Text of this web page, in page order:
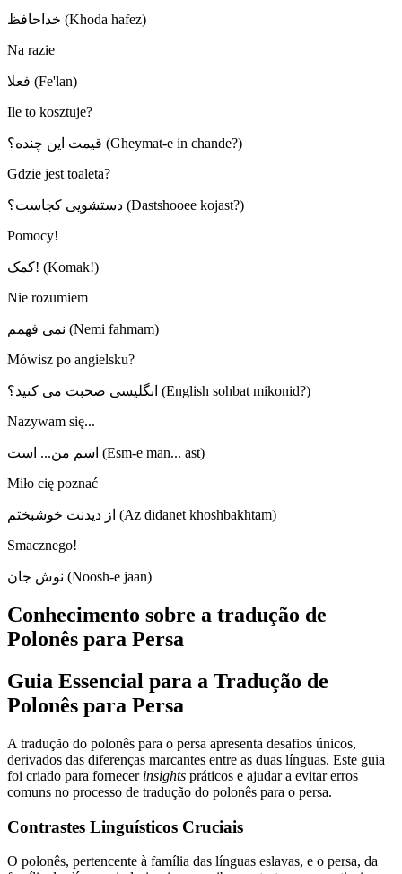
خداحافظ (Khoda hafez)
Na razie
فعلا (Fe'lan)
Ile to kosztuje?
قیمت این چنده؟ (Gheymat-e in chande?)
Gdzie jest toaleta?
دستشویی کجاست؟ (Dastshooee kojast?)
Pomocy!
کمک! (Komak!)
Nie rozumiem
نمی فهمم (Nemi fahmam)
Mówisz po angielsku?
انگلیسی صحبت می کنید؟ (English sohbat mikonid?)
Nazywam się...
اسم من... است (Esm-e man... ast)
Miło cię poznać
از دیدنت خوشبختم (Az didanet khoshbakhtam)
Smacznego!
نوش جان (Noosh-e jaan)
Conhecimento sobre a tradução de
Polonês para Persa
Guia Essencial para a Tradução de
Polonês para Persa
A tradução do polonês para o persa apresenta desafios únicos,
derivados das diferenças marcantes entre as duas línguas. Este guia
foi criado para fornecer insights práticos e ajudar a evitar erros
comuns no processo de tradução do polonês para o persa.
Contrastes Linguísticos Cruciais
O polonês, pertencente à família das línguas eslavas, e o persa, da